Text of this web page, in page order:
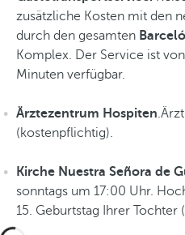
zusätzliche Kosten mit den
durch den gesamten
Komplex. Der Service ist
Minuten verfügbar.
Ärztezentrum Hospiten
(kostenpflichtig).
Kirche Nuestra Señora de
sonntags um 17:00 Uhr.
15. Geburtstag Ihrer Tochter
e
E
e
n